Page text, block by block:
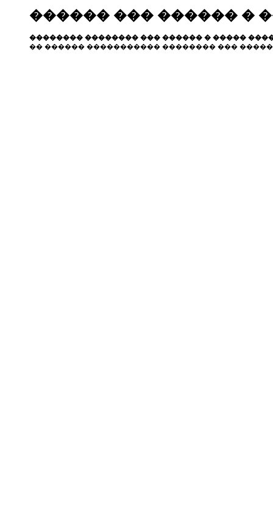
������ ��� ������ �
�������� �������� ��� ������ � �����
�� ������ ����������� �������� ���